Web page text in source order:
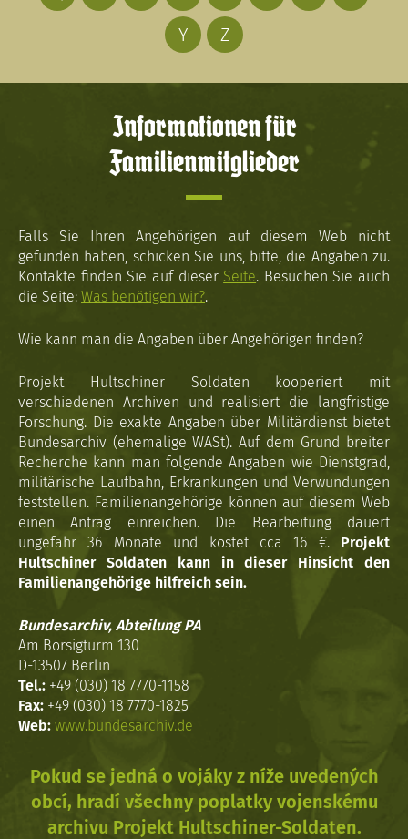
Y
Z
Informationen für
Familienmitglieder
Falls Sie Ihren Angehörigen auf diesem Web nicht
gefunden haben, schicken Sie uns, bitte, die Angaben zu.
Kontakte finden Sie auf dieser Seite. Besuchen Sie auch
die Seite: Was benötigen wir?.
Wie kann man die Angaben über Angehörigen finden?
Projekt Hultschiner Soldaten kooperiert mit
verschiedenen Archiven und realisiert die langfristige
Forschung. Die exakte Angaben über Militärdienst bietet
Bundesarchiv (ehemalige WASt). Auf dem Grund breiter
Recherche kann man folgende Angaben wie Dienstgrad,
militärische Laufbahn, Erkrankungen und Verwundungen
feststellen. Familienangehörige können auf diesem Web
einen Antrag einreichen. Die Bearbeitung dauert
ungefähr 36 Monate und kostet cca 16 €. Projekt
Hultschiner Soldaten kann in dieser Hinsicht den
Familienangehörige hilfreich sein.
Bundesarchiv, Abteilung PA
Am Borsigturm 130
D-13507 Berlin
Tel.: +49 (030) 18 7770-1158
Fax: +49 (030) 18 7770-1825
Web: www.bundesarchiv.de
Pokud se jedná o vojáky z níže uvedených
obcí, hradí všechny poplatky vojenskému
archivu Projekt Hultschiner-Soldaten.